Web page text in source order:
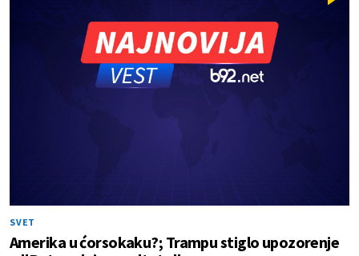
SVET
Amerika u ćorsokaku?; Trampu stiglo upozorenje